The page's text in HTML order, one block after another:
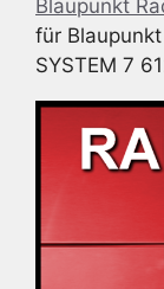
Blaupunkt
für Blaupunkt
SYSTEM 7